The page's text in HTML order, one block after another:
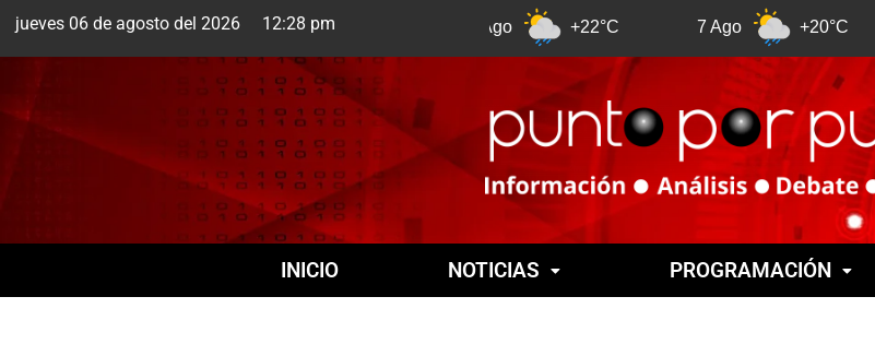
jueves 06 de agosto del 2026 12:28 pm
Cuernavaca +22°C 7 Ago +20°C 8 Ago
INICIO NOTICIAS PROGRAMACIÓN